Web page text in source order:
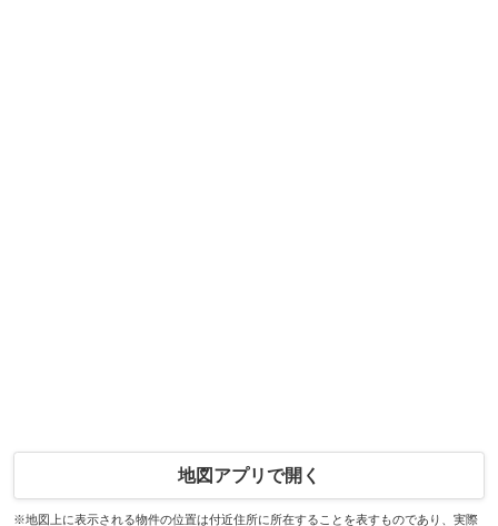
地図アプリで開く
※地図上に表示される物件の位置は付近住所に所在することを表すものであり、実際